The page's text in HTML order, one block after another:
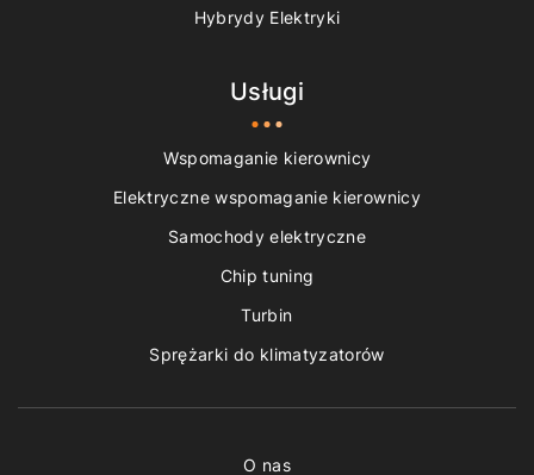
Hybrydy Elektryki
Usługi
Wspomaganie kierownicy
Elektryczne wspomaganie kierownicy
Samochody elektryczne
Chip tuning
Turbin
Sprężarki do klimatyzatorów
O nas